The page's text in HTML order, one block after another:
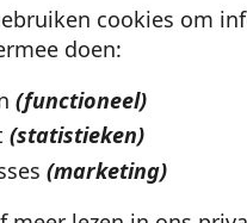
cookies om
doen:
(functioneel)
(statistieken)
(marketing)